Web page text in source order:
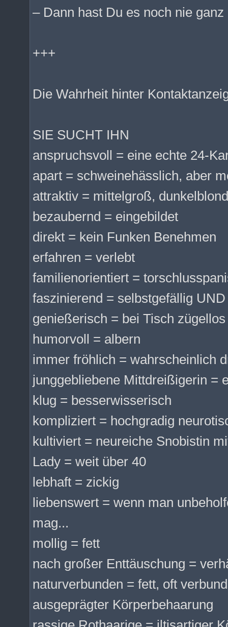
– Dann hast Du es noch nie
+++
Die Wahrheit hinter
SIE SUCHT IHN
anspruchsvoll = eine echte 24-
apart = schweinehässlich, aber
attraktiv = mittelgroß,
bezaubernd = eingebildet
direkt = kein Funken Benehmen
erfahren = verlebt
familienorientiert =
faszinierend = selbstgefällig
genießerisch = bei Tisch
humorvoll = albern
immer fröhlich = wahrscheinlich
junggebliebene Mittdreißigerin =
klug = besserwisserisch
kompliziert = hochgradig
kultiviert = neureiche Snobistin
Lady = weit über 40
lebhaft = zickig
liebenswert = wenn man
mag...
mollig = fett
nach großer Enttäuschung =
naturverbunden = fett, oft
ausgeprägter Körperbehaarung